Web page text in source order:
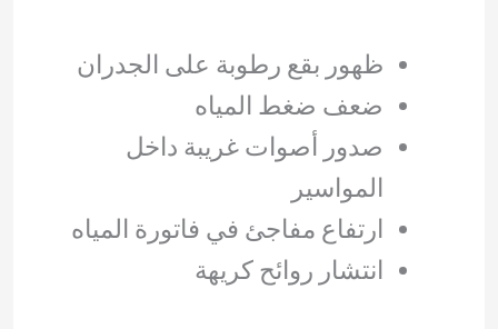
ظهور بقع رطوبة على الجدران
ضعف ضغط المياه
صدور أصوات غريبة داخل
المواسير
ارتفاع مفاجئ في فاتورة المياه
انتشار روائح كريهة